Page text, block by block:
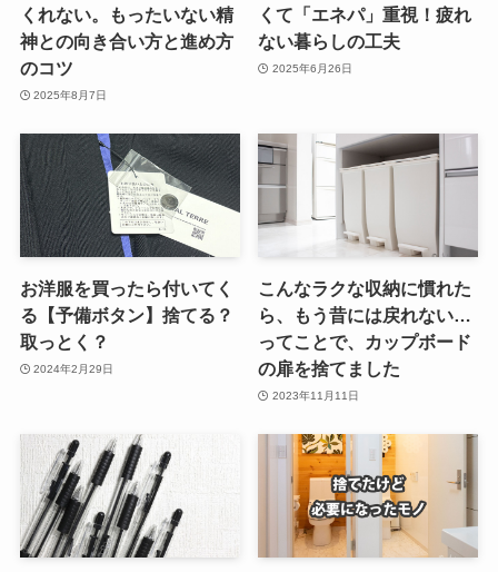
くれない。もったいない精
神との向き合い方と進め方
のコツ
2025年8月7日
くて「エネパ」重視！疲れ
ない暮らしの工夫
2025年6月26日
お洋服を買ったら付いてく
る【予備ボタン】捨てる？
取っとく？
2024年2月29日
こんなラクな収納に慣れた
ら、もう昔には戻れない…
ってことで、カップボード
の扉を捨てました
2023年11月11日